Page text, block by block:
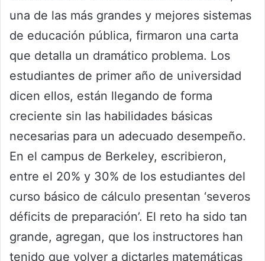
una de las más grandes y mejores sistemas
de educación pública, firmaron una carta
que detalla un dramático problema. Los
estudiantes de primer año de universidad
dicen ellos, están llegando de forma
creciente sin las habilidades básicas
necesarias para un adecuado desempeño.
En el campus de Berkeley, escribieron,
entre el 20% y 30% de los estudiantes del
curso básico de cálculo presentan ‘severos
déficits de preparación’. El reto ha sido tan
grande, agregan, que los instructores han
tenido que volver a dictarles matemáticas